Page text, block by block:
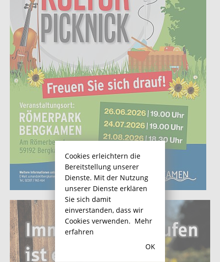
Cookies erleichtern die
Bereitstellung unserer
Dienste. Mit der Nutzung
unserer Dienste erklären
Sie sich damit
einverstanden, dass wir
Cookies verwenden. Mehr
erfahren
OK